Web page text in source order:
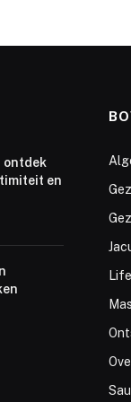
ontdek
en